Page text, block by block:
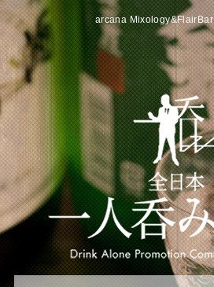
arcana Mixology&FlairBar